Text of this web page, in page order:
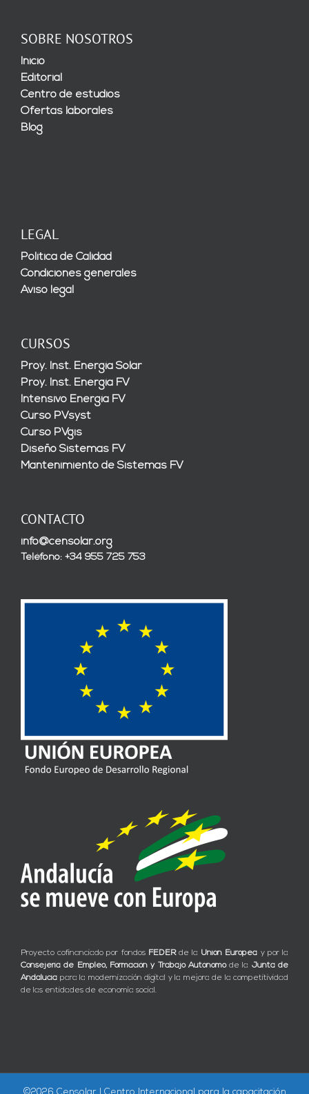
SOBRE NOSOTROS
Inicio
Editorial
Centro de estudios
Ofertas laborales
Blog
LEGAL
Política de Calidad
Condiciones generales
Aviso legal
CURSOS
Proy. Inst. Energía Solar
Proy. Inst. Energía FV
Intensivo Energía FV
Curso PVsyst
Curso PVgis
Diseño Sistemas FV
Mantenimiento de Sistemas FV
CONTACTO
info@censolar.org
Teléfono: +34 955 725 753
Proyecto cofinanciado por fondos FEDERde la Unión Europea y por la
Consejería de Empleo, Formación y Trabajo Autónomode la Junta de
Andalucía para la modernización digital y la mejora de la competitividad
de las entidades de economía social.